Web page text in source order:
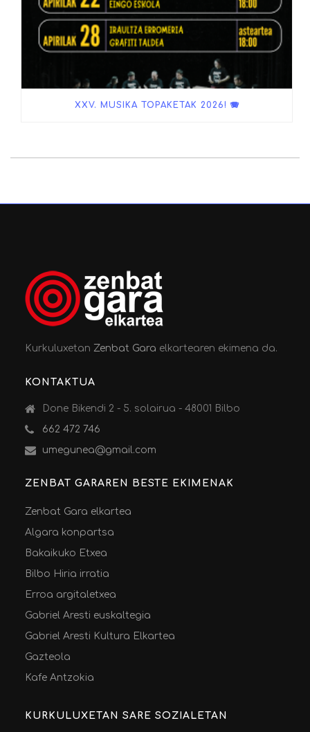
XXV. MUSIKA TOPAKETAK 2026! 🪗
KurkuluxetanZenbat Gara elkartearen ekimena da.
KONTAKTUA
Done Bikendi 2 - 5. solairua - 48001 Bilbo
662 472 746
umegunea@gmail.com
ZENBAT GARAREN BESTE EKIMENAK
Zenbat Gara elkartea
Algara konpartsa
Bakaikuko Etxea
Bilbo Hiria irratia
Erroa argitaletxea
Gabriel Aresti euskaltegia
Gabriel Aresti Kultura Elkartea
Gazteola
Kafe Antzokia
KURKULUXETAN SARE SOZIALETAN